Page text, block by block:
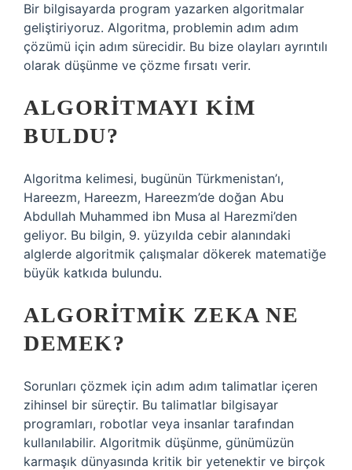
Bir bilgisayarda program yazarken algoritmalar
geliştiriyoruz. Algoritma, problemin adım adım
çözümü için adım sürecidir. Bu bize olayları ayrıntılı
olarak düşünme ve çözme fırsatı verir.
ALGORITMAYI KIM
BULDU?
Algoritma kelimesi, bugünün Türkmenistan’ı,
Hareezm, Hareezm, Hareezm’de doğan Abu
Abdullah Muhammed ibn Musa al Harezmi’den
geliyor. Bu bilgin, 9. yüzyılda cebir alanındaki
alglerde algoritmik çalışmalar dökerek matematiğe
büyük katkıda bulundu.
ALGORITMIK ZEKA NE
DEMEK?
Sorunları çözmek için adım adım talimatlar içeren
zihinsel bir süreçtir. Bu talimatlar bilgisayar
programları, robotlar veya insanlar tarafından
kullanılabilir. Algoritmik düşünme, günümüzün
karmaşık dünyasında kritik bir yetenektir ve birçok